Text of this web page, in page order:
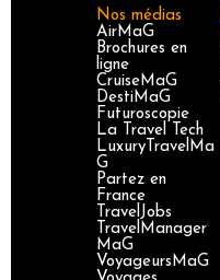
Nos médias
AirMaG
Brochures en
ligne
CruiseMaG
DestiMaG
Futuroscopie
La Travel Tech
LuxuryTravelMa
G
Partez en
France
TravelJobs
TravelManager
MaG
VoyageursMaG